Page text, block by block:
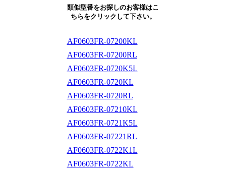
類似型番をお探しのお客様はこ
ちらをクリックして下さい。
AF0603FR-07200KL
AF0603FR-07200RL
AF0603FR-0720K5L
AF0603FR-0720KL
AF0603FR-0720RL
AF0603FR-07210KL
AF0603FR-0721K5L
AF0603FR-07221RL
AF0603FR-0722K1L
AF0603FR-0722KL